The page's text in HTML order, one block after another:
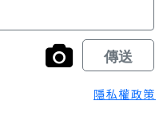
隱私權政策